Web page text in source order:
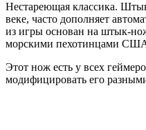
Нестареющая классика.
веке, часто дополняет
из игры основан на штык-
морскими пехотинцами США
Этот нож есть у всех
модифицировать его